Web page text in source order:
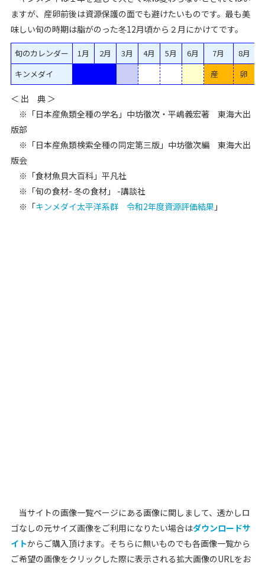
ますが、産卵前後は資源保護の面でも避けたいものです。最も美
味しい旬の時期は脂がのった冬12月頃から２月にかけてです。
旬のカレンダー 1月 2月 3月 4月 5月 6月 7月 8月
キンメダイ
産 卵
＜ 出 典 ＞
※「日本産魚類全種の学名」中坊徹次・平嶋義宏著 東海大出
版部
※「日本産魚類検索全種の同定第三版」中坊徹次編 東海大出
版会
※「食材魚貝大百科」平凡社
※「旬の食材- 冬の食材」 -講談社
※「キンメダイ太平洋系群 令和2年度資源評価結果 」
当サイトの画像一覧ページにある画像に関しまして、透かしロ
ゴなしの元サイズ画像をご利用になりたい場合はダウンロードサ
イトからご購入頂けます。そちらに無いものでも各画像一覧から
ご希望の画像をクリックした際に表示される拡大画像のURLをお